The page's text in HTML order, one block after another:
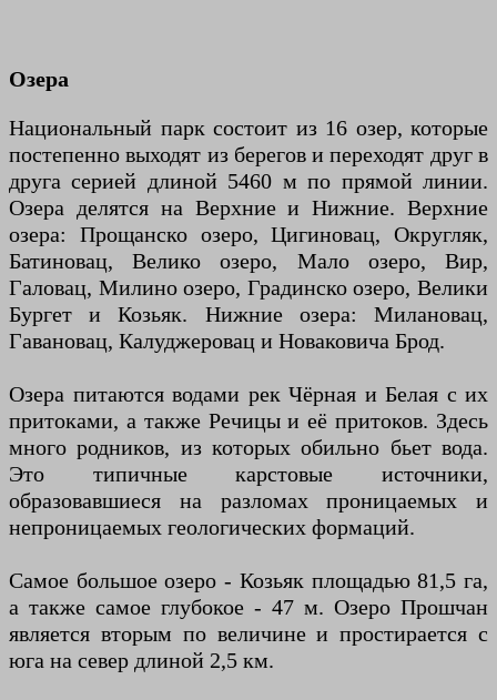
Озера
Национальный парк состоит из 16 озер, которые
постепенно выходят из берегов и переходят друг в
друга серией длиной 5460 м по прямой линии.
Озера делятся на Верхние и Нижние. Верхние
озера: Прощанско озеро, Цигиновац, Округляк,
Батиновац, Велико озеро, Мало озеро, Вир,
Галовац, Милино озеро, Градинско озеро, Велики
Бургет и Козьяк. Нижние озера: Милановац,
Гавановац, Калуджеровац и Новаковича Брод.
Озера питаются водами рек Чёрная и Белая с их
притоками, а также Речицы и её притоков. Здесь
много родников, из которых обильно бьет вода.
Это типичные карстовые источники,
образовавшиеся на разломах проницаемых и
непроницаемых геологических формаций.
Самое большое озеро - Козьяк площадью 81,5 га,
а также самое глубокое - 47 м. Озеро Прошчан
является вторым по величине и простирается с
юга на север длиной 2,5 км.